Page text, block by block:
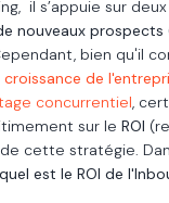
il s’appuie sur
nouveaux prospects
bien qu'il
croissance de
concurrentiel,
sur le ROI
cette stratégie.
quel est le ROI de